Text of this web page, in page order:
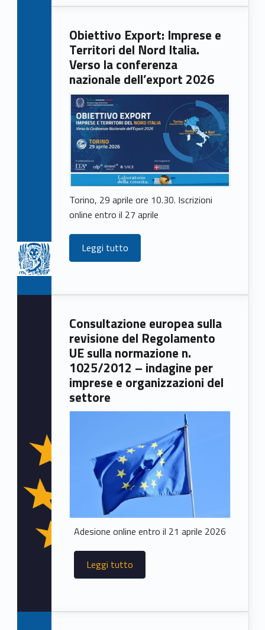
Obiettivo Export: Imprese e
Territori del Nord Italia.
Verso la conferenza
nazionale dell’export 2026
Torino, 29 aprile ore 10.30. Iscrizioni
online entro il 27 aprile
Leggi tutto
Consultazione europea sulla
revisione del Regolamento
UE sulla normazione n.
1025/2012 – indagine per
imprese e organizzazioni del
settore
Adesione online entro il 21 aprile 2026
Leggi tutto